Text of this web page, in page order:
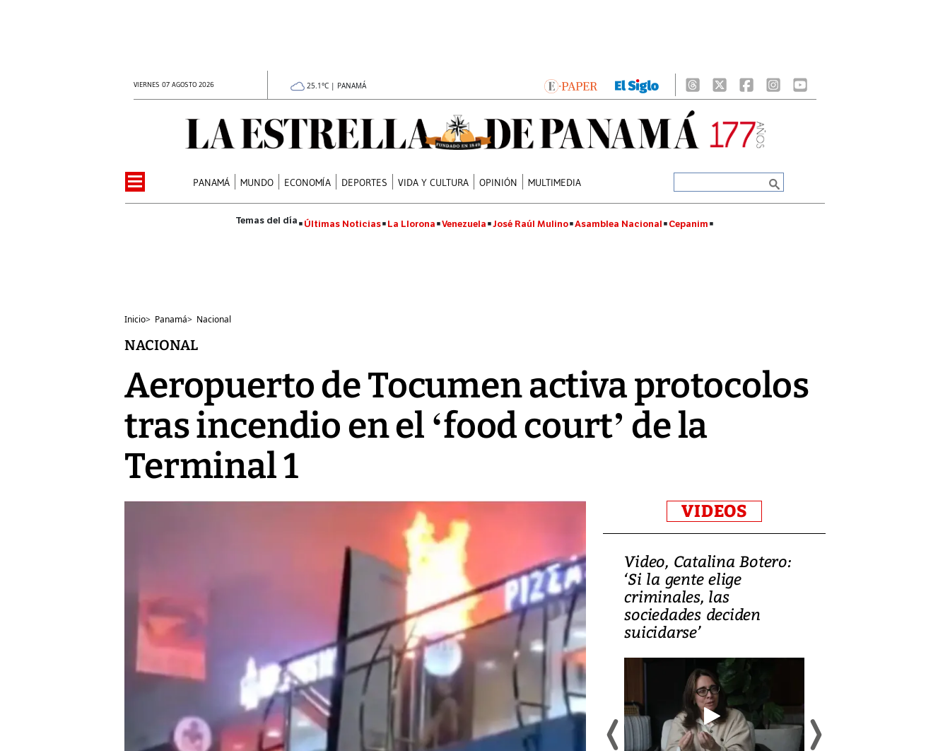
VIERNES 07 AGOSTO 2026 25.1°C | PANAMÁ
PANAMÁ MUNDO ECONOMÍA DEPORTES VIDA Y CULTURA OPINIÓN MULTIMEDIA
Últimas Noticias La Llorona Venezuela José Raúl Mulino Asamblea Nacional Cepanim
Inicio> Panamá> Nacional
NACIONAL
Aeropuerto de Tocumen activa protocolos
tras incendio en el ‘food court’ de la
Terminal 1
VIDEOS
Video, Japón: Terremoto
deja heridos y graves
daños en Kumamoto
Video, Catalina Botero:
‘Si la gente elige
criminales, las
sociedades deciden
suicidarse’